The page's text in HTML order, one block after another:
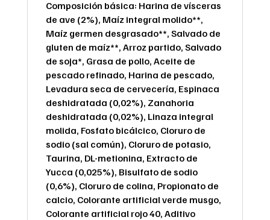
Composición básica: Harina de vísceras
de ave (2%), Maíz integral molido**,
Maíz germen desgrasado**, Salvado de
gluten de maíz**, Arroz partido, Salvado
de soja*, Grasa de pollo, Aceite de
pescado refinado, Harina de pescado,
Levadura seca de cervecería, Espinaca
deshidratada (0,02%), Zanahoria
deshidratada (0,02%), Linaza integral
molida, Fosfato bicálcico, Cloruro de
sodio (sal común), Cloruro de potasio,
Taurina, DL-metionina, Extracto de
Yucca (0,025%), Bisulfato de sodio
(0,6%), Cloruro de colina, Propionato de
calcio, Colorante artificial verde musgo,
Colorante artificial rojo 40, Aditivo